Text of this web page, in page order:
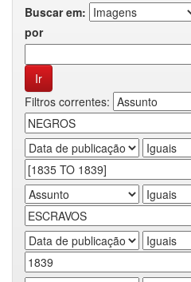
Buscar em:
por
Filtros correntes: